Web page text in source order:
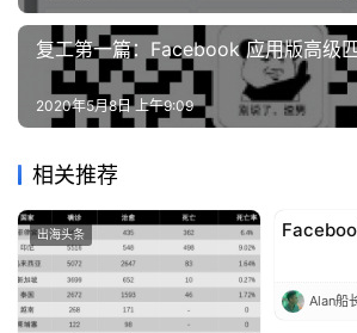
手
C
干
精
选
复工第一篇：Facebook 应用版高级
2020年5月8日 上午9:09
相关推荐
出海头条 出海头条
Alan船